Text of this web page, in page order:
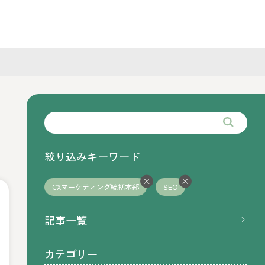
絞り込みキーワード
CXマーケティング統括本部 SEO
記事一覧
カテゴリー